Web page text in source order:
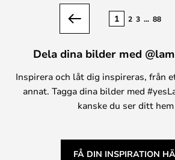
Föregående
1 2 3 ... 88
Dela dina bilder med
Inspirera och låt dig inspireras, från
annat. Tagga dina bilder med
kanske du ser ditt
FÅ DIN INSPIRATION